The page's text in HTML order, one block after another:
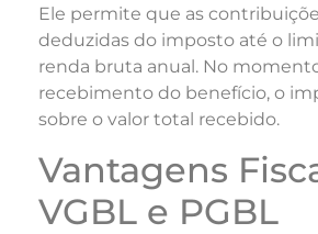
Ele permite que as
deduzidas do imposto até o
renda bruta anual. No
recebimento do benefício, o
sobre o valor total recebido.
Vantagens
VGBL e PGBL